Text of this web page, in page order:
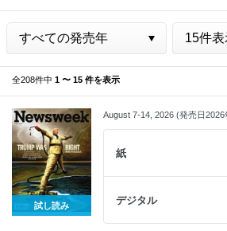
全208件中 1 〜 15 件を表示
試し読み
August 7-14, 2026 (発売日2026
紙
デジタル